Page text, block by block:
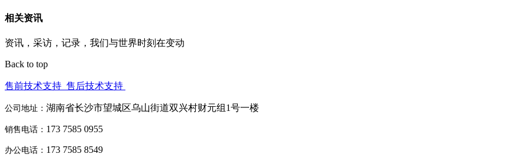
相关资讯
资讯，采访，记录，我们与世界时刻在变动
Back to top
售前技术支持 售后技术支持
公司地址： 湖南省长沙市望城区乌山街道双兴村财元组1号一楼
销售电话： 173 7585 0955
办公电话： 173 7585 8549